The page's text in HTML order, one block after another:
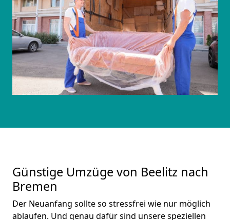
Günstige Umzüge von Beelitz nach
Bremen
Der Neuanfang sollte so stressfrei wie nur möglich
ablaufen. Und genau dafür sind unsere speziellen